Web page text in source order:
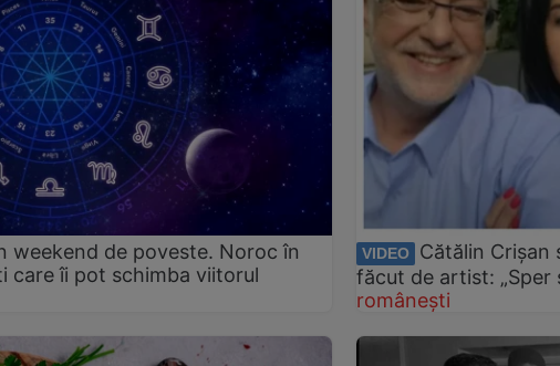
weekend de poveste. Noroc în
care îi pot schimba viitorul
VIDEO
Cătălin Crișan
făcut de artist: „Sper
românești